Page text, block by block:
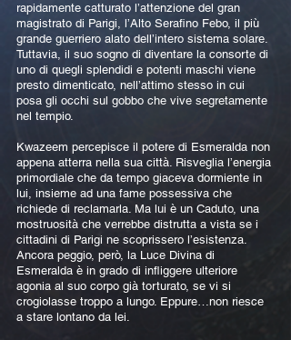
rapidamente catturato l’attenzione del gran
magistrato di Parigi, l’Alto Serafino Febo, il più
grande guerriero alato dell’intero sistema solare.
Tuttavia, il suo sogno di diventare la consorte di
uno di quegli splendidi e potenti maschi viene
presto dimenticato, nell’attimo stesso in cui
posa gli occhi sul gobbo che vive segretamente
nel tempio.
Kwazeem percepisce il potere di Esmeralda non
appena atterra nella sua città. Risveglia l’energia
primordiale che da tempo giaceva dormiente in
lui, insieme ad una fame possessiva che
richiede di reclamarla. Ma lui è un Caduto, una
mostruosità che verrebbe distrutta a vista se i
cittadini di Parigi ne scoprissero l’esistenza.
Ancora peggio, però, la Luce Divina di
Esmeralda è in grado di infliggere ulteriore
agonia al suo corpo già torturato, se vi si
crogiolasse troppo a lungo. Eppure…non riesce
a stare lontano da lei.